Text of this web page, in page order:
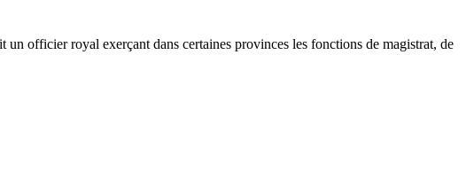
officier royal exerçant dans certaines provinces les fonctions de magistrat, de